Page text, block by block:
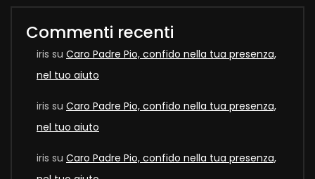
Commenti recenti
iris su Caro Padre Pio, confido nella tua presenza,
nel tuo aiuto
iris su Caro Padre Pio, confido nella tua presenza,
nel tuo aiuto
iris su Caro Padre Pio, confido nella tua presenza,